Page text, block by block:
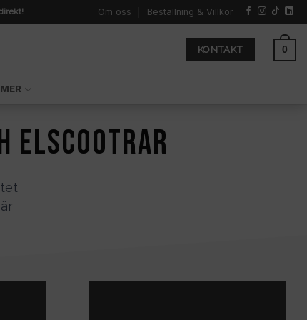
Om oss Beställning & Villkor
KONTAKT 0
MER
elscootrar